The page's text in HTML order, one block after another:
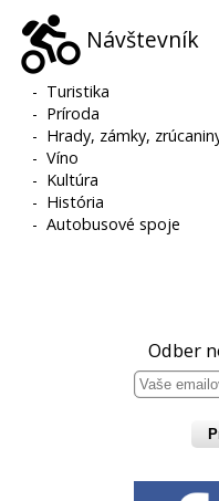
Návštevník
- Turistika
- Príroda
- Hrady, zámky,
-Víno
- Kultúra
- História
-Autobusové spoje
Odber